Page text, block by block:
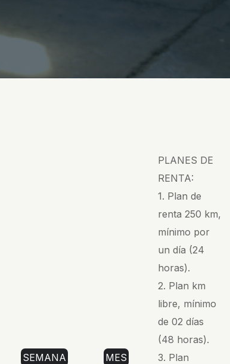
SEMANA MES
PLANES DE
RENTA:
1. Plan de
renta 250 km,
mínimo por
un día (24
horas).
2. Plan km
libre, mínimo
de 02 días
(48 horas).
3. Plan